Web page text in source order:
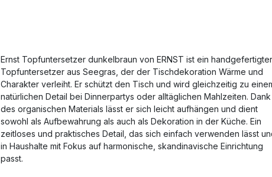
Ernst Topfuntersetzer dunkelbraun von ERNST ist ein handgefertigter
Topfuntersetzer aus Seegras, der der Tischdekoration Wärme und
Charakter verleiht. Er schützt den Tisch und wird gleichzeitig zu
natürlichen Detail bei Dinnerpartys oder alltäglichen Mahlzeiten. Dank
des organischen Materials lässt er sich leicht aufhängen und dient
sowohl als Aufbewahrung als auch als Dekoration in der Küche. Ein
zeitloses und praktisches Detail, das sich einfach verwenden lässt
in Haushalte mit Fokus auf harmonische, skandinavische Einrichtung
passt.